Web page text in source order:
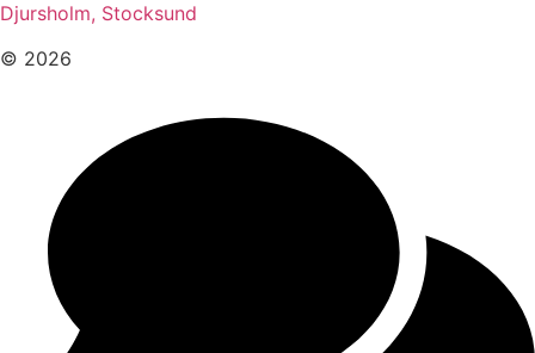
Djursholm, Stocksund
© 2026